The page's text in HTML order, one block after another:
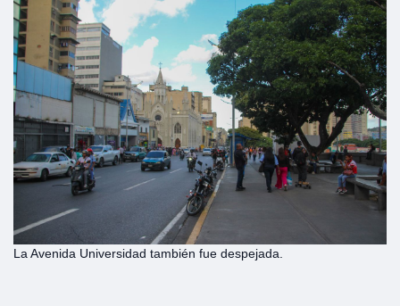
La Avenida Universidad también fue despejada.